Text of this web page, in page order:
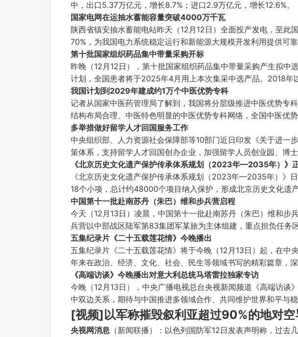
中，出口5.37万亿元，增长8.7%；进口2.9万亿元，增长12.6%。
国家电网在运抽水蓄能容量突破4000万千瓦
陕西省镇安抽水蓄能电站昨天（12月12日）全面投产发电，至
70%，为我国电力系统稳定运行和新能源大规模开发利用提供可靠
第十批国家组织药品集中带量采购开标
昨晚（12月12日），第十批国家组织药品集中带量采购产生拟
计划，全国患者将于2025年4月用上本次集采中选产品。2018年
我国计划到2029年建成约1万个中医优势专科
记者从国家中医药管理局了解到，我国将分层级推进中医优势专
结构布局合理、中医特色明显的中医优势专科网络，全国中医优
多举措做好留学人才回国服务工作
中央组织部、人力资源社会保障部等10部门近日印发《关于进一
策体系，支持留学人才回国创办企业，加强留学人员创业园、博
《北京历史文化遗产保护传承体系规划（2023年—2035年）》
《北京历史文化遗产保护传承体系规划（2023年—2035年）》
18个小项，总计约48000个项目纳入保护，形成北京历史文化遗
中国第十一批赴南苏丹（朱巴）维和步兵营启程
今天（12月13日）凌晨，中国第十一批赴南苏丹（朱巴）维和
兵营以中部战区陆军第83集团军某旅为主体组建，重点担负任务
五集纪录片《二十五载莲花情》今晚播出
五集纪录片《二十五载莲花情》将于今晚（12月13日）起，在
年来在政治、经济、文化、社会、民生等领域书写的精彩篇章，
《高端访谈》今晚播出对意大利总统马塔雷拉独家专访
今晚（12月13日），中央广播电视总台央视新闻频道《高端访
中双边关系，期待与中国推进多领域合作、共同维护世界和平与
[视频]以军称摧毁叙利亚超过90%的地对空
央视网消息 （新闻联播）：以色列国防军12日发表声明称，过